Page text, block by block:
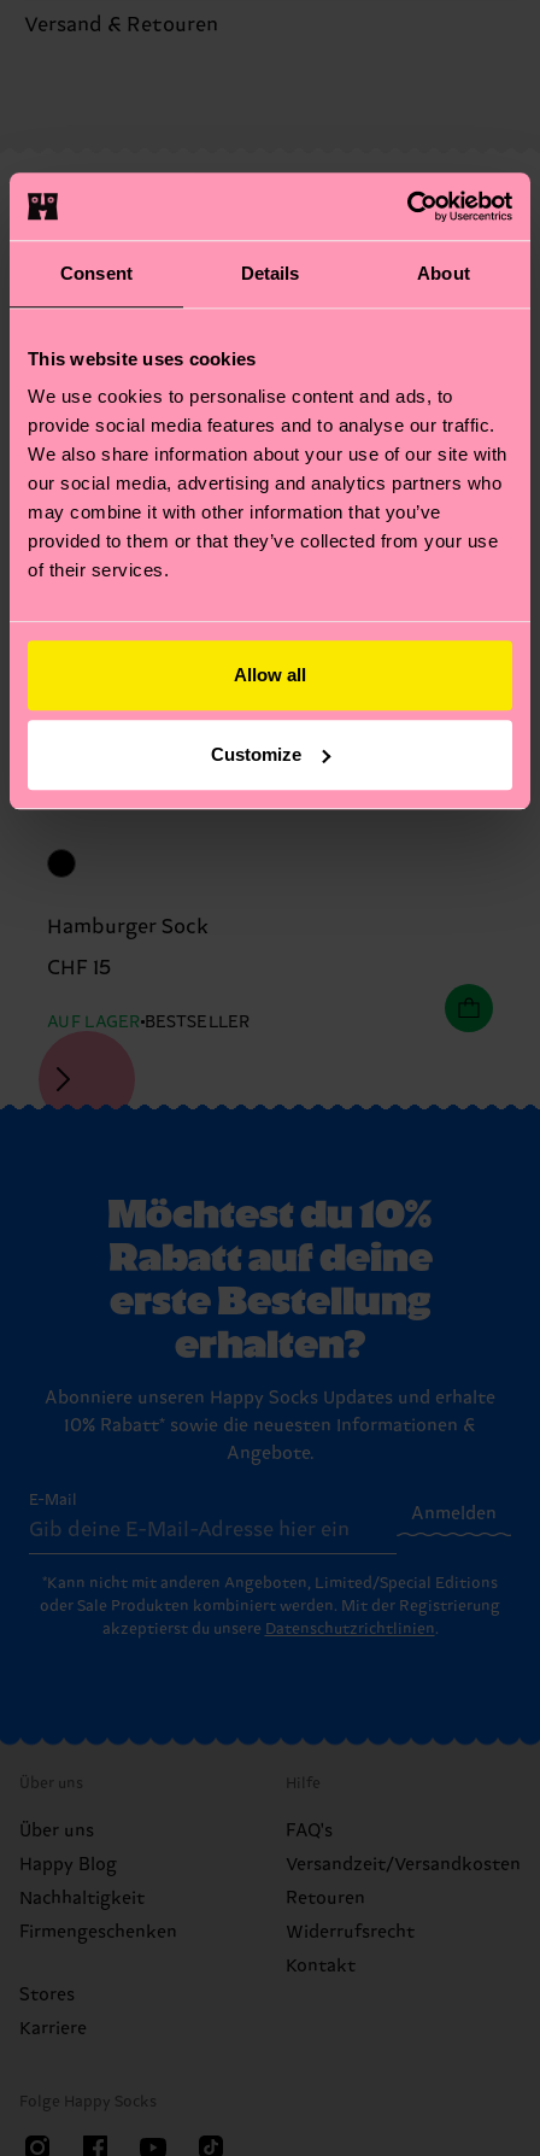
Consent Details About
This website uses cookies
We use cookies to personalise content and ads, to
provide social media features and to analyse our traffic.
We also share information about your use of our site with
our social media, advertising and analytics partners who
may combine it with other information that you’ve
provided to them or that they’ve collected from your use
of their services.
Allow all
Customize
Nachhaltigkeit ist mehr als nur Qualität und
findest du auf unsererNachhaltigkeitsseite.
Versand & Retouren
deine Bestellung versandt wurde. Bitte bedenke,
dass es sich hierbei um einen Richtwert handelt
deinem Land abhängt.
Hilfebereich im ArtikelRetouren
am häufigsten gestellten Fragen.
Ähnliche muster
Hamburger Sock
CHF 15
AUF LAGER BESTSELLER
Möchtest du 10%
Rabatt auf deine
erste Bestellung
erhalten?
Abonniere unseren Happy Socks Updates und erhalte
10% Rabatt* sowie die neuesten Informationen &
Angebote.
E-Mail
Anmelden
*Kann nicht mit anderen Angeboten, Limited/Special Editions
oder Sale Produkten kombiniert werden. Mit der Registrierung
akzeptierst du unsere Datenschutzrichtlinien.
Über uns
Über uns
Happy Blog
Nachhaltigkeit
Firmengeschenken
Stores
Karriere
Hilfe
FAQ's
Versandzeit/Versandkosten
Retouren
Widerrufsrecht
Kontakt
Folge Happy Socks